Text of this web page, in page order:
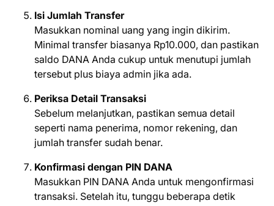
Isi Jumlah Transfer
Masukkan nominal uang yang ingin dikirim.
Minimal transfer biasanya Rp10.000, dan pastikan
saldo DANA Anda cukup untuk menutupi jumlah
tersebut plus biaya admin jika ada.
Periksa Detail Transaksi
Sebelum melanjutkan, pastikan semua detail
seperti nama penerima, nomor rekening, dan
jumlah transfer sudah benar.
Konfirmasi dengan PIN DANA
Masukkan PIN DANA Anda untuk mengonfirmasi
transaksi. Setelah itu, tunggu beberapa detik